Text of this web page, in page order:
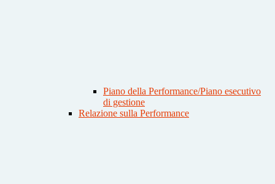
Piano della Performance/Piano esecutivo
di gestione
Relazione sulla Performance